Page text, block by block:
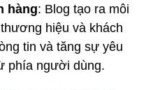
hàng: Blog tạo ra môi
hiệu và khách
tin và tăng sự yêu
phía người dùng.